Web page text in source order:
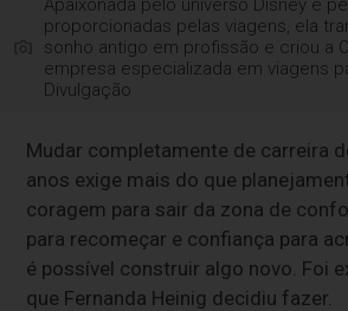
Apaixonada pelo universo Disney e
proporcionadas pelas viagens, ela
sonho antigo em profissão e criou a
empresa especializada em viagens
Divulgação
Mudar completamente de carreira
anos exige mais do que
coragem para sair da zona de
para recomeçar e confiança para
é possível construir algo novo. Foi
que Fernanda Heinig decidiu fazer.